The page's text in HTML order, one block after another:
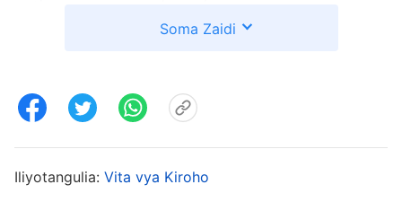
ukweli kamwe na wote walikubali kumwondoa
ana matatizo kadhaa, lakini yuko tayari
Soma Zaidi
Iliyotangulia: Vita vya Kiroho